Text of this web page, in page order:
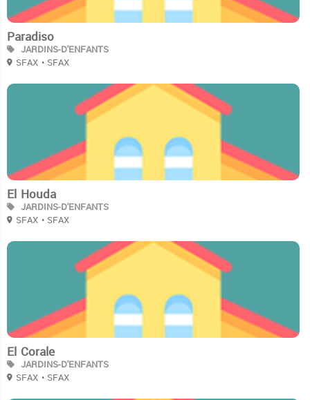
Paradiso
JARDINS-D'ENFANTS
SFAX • SFAX
El Houda
JARDINS-D'ENFANTS
SFAX • SFAX
El Corale
JARDINS-D'ENFANTS
SFAX • SFAX